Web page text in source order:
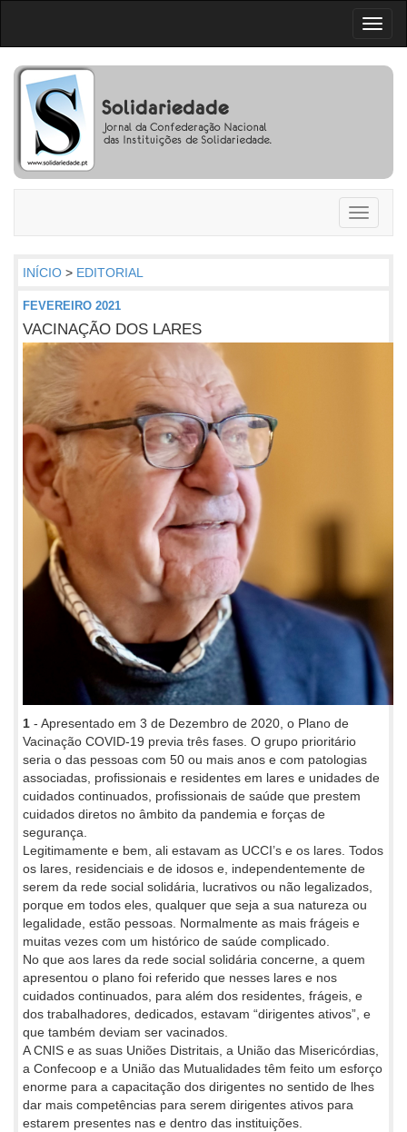
Toggle
INÍCIO > EDITORIAL
FEVEREIRO 2021
VACINAÇÃO DOS LARES
1 - Apresentado em 3 de Dezembro de 2020, o Plano de
Vacinação COVID-19 previa três fases. O grupo prioritário
seria o das pessoas com 50 ou mais anos e com patologias
associadas, profissionais e residentes em lares e unidades de
cuidados continuados, profissionais de saúde que prestem
cuidados diretos no âmbito da pandemia e forças de
segurança.
Legitimamente e bem, ali estavam as UCCI’s e os lares. Todos
os lares, residenciais e de idosos e, independentemente de
serem da rede social solidária, lucrativos ou não legalizados,
porque em todos eles, qualquer que seja a sua natureza ou
legalidade, estão pessoas. Normalmente as mais frágeis e
muitas vezes com um histórico de saúde complicado.
No que aos lares da rede social solidária concerne, a quem
apresentou o plano foi referido que nesses lares e nos
cuidados continuados, para além dos residentes, frágeis, e
dos trabalhadores, dedicados, estavam “dirigentes ativos”, e
que também deviam ser vacinados.
A CNIS e as suas Uniões Distritais, a União das Misericórdias,
a Confecoop e a União das Mutualidades têm feito um esforço
enorme para a capacitação dos dirigentes no sentido de lhes
dar mais competências para serem dirigentes ativos para
estarem presentes nas e dentro das instituições.